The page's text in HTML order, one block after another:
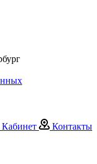
Кабинет Контакты